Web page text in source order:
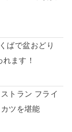
ばで盆おどり
ます！
トラン フライ
ツを堪能